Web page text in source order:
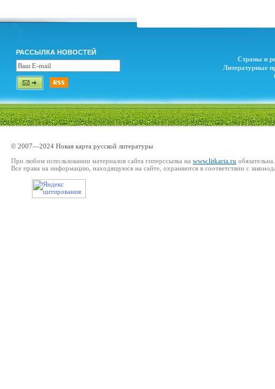
РАССЫЛКА НОВОСТЕЙ
Страны и
Литературные
© 2007—2024 Новая карта русской литературы
При любом использовании материалов сайта гиперссылка на www.litkarta.ru обязательна.
Все права на информацию, находящуюся на сайте, охраняются в соответствии с